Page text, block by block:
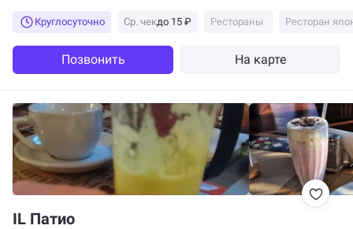
Круглосуточно Ср. чекдо 15 ₽ Рестораны Ресторан
Позвонить На карте
IL Патио